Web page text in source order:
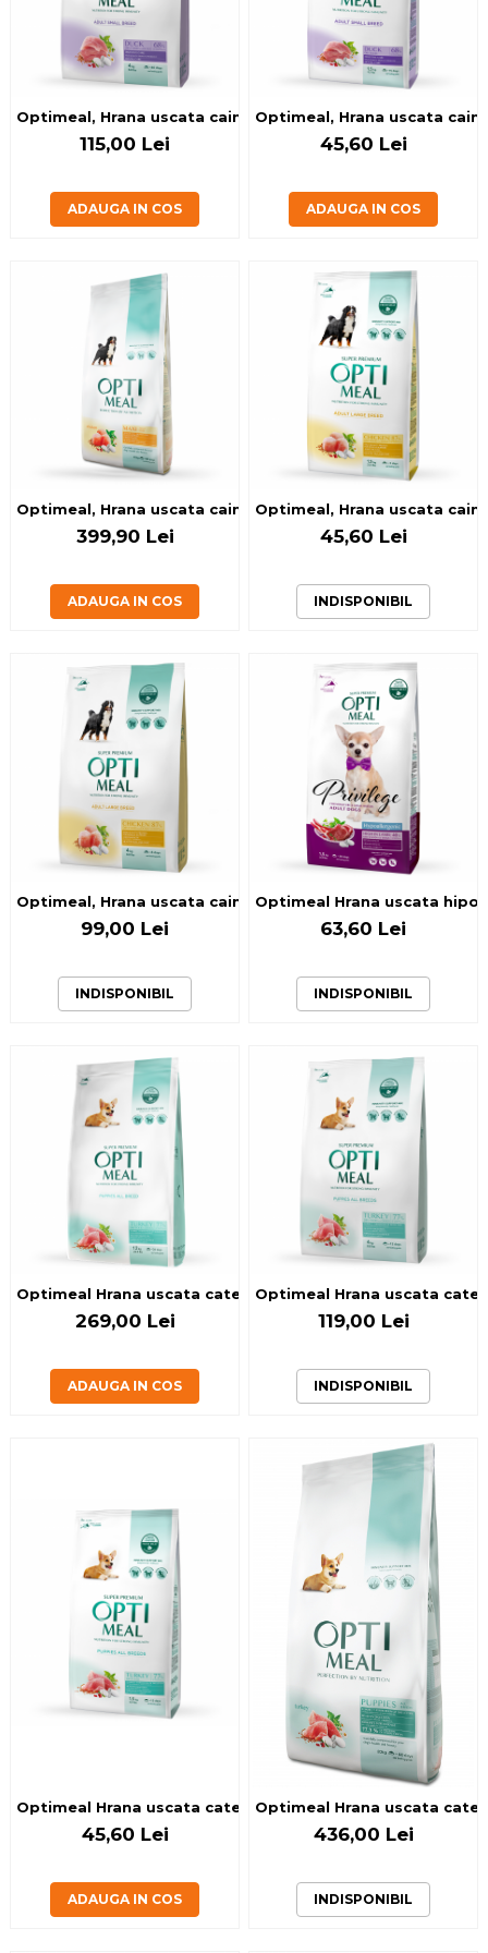
Optimeal, Hrana uscata caini de talie mica, Rata, 4kg
115,00 Lei
ADAUGA IN COS
Optimeal, Hrana uscata
45,60 Lei
ADAUGA IN COS
Optimeal, Hrana uscata caini adulti de talie mare, Pui,
399,90 Lei
ADAUGA IN COS
Optimeal, Hrana uscata
45,60 Lei
INDISPONIBIL
Optimeal, Hrana uscata caini de talie mare, Pui, 4kg
99,00 Lei
INDISPONIBIL
Optimeal Hrana uscata
63,60 Lei
INDISPONIBIL
Optimeal Hrana uscata catei toate rasele - Curcan, 12kg
269,00 Lei
ADAUGA IN COS
Optimeal Hrana uscata
119,00 Lei
INDISPONIBIL
Optimeal Hrana uscata catei toate rasele - Curcan 1,5kg
45,60 Lei
ADAUGA IN COS
Optimeal Hrana uscata
436,00 Lei
INDISPONIBIL